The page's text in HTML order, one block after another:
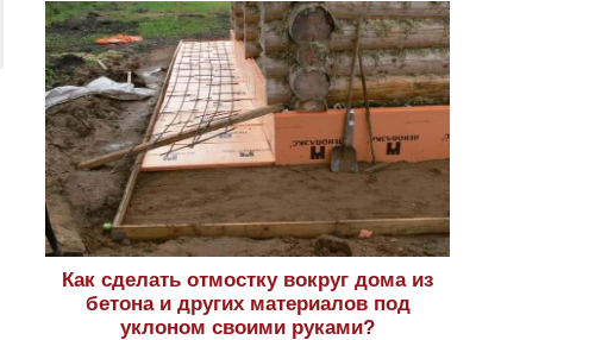
Как сделать отмостку вокруг дома из
бетона и других материалов под
уклоном своими руками?